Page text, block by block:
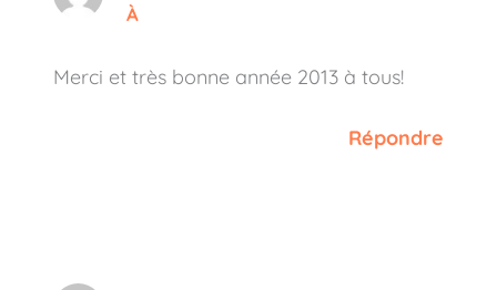
À
Merci et très bonne année 2013 à tous!
Répondre